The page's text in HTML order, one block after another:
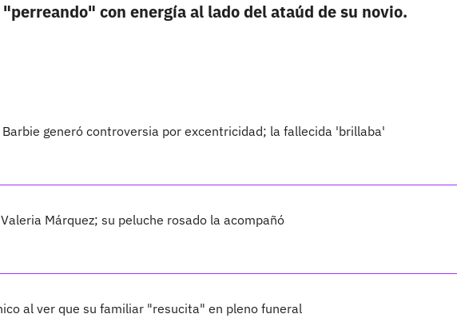
"perreando" con energía al lado del ataúd de su novio.
generó controversia por excentricidad; la fallecida 'brillaba'
Márquez; su peluche rosado la acompañó
al ver que su familiar "resucita" en pleno funeral